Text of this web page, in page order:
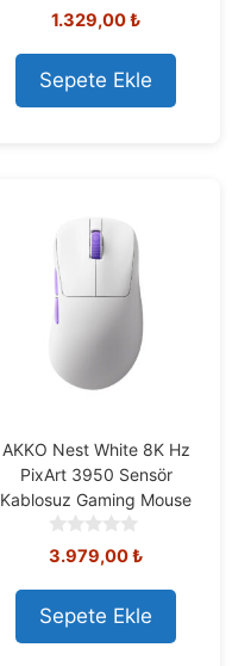
0
o
u
t
o
f
1.329,00₺
Sepete Ekle
AKKO Nest White 8K Hz
PixArt 3950 Sensör
Kablosuz Gaming Mouse
0
o
u
t
o
f
3.979,00₺
Sepete Ekle